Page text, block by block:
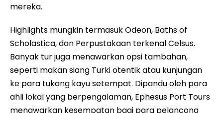
mereka.
Highlights mungkin termasuk Odeon, Baths of
Scholastica, dan Perpustakaan terkenal Celsus.
Banyak tur juga menawarkan opsi tambahan,
seperti makan siang Turki otentik atau kunjungan
ke para tukang kayu setempat. Dipandu oleh para
ahli lokal yang berpengalaman, Ephesus Port Tours
menawarkan kesempatan bagi para pelancong